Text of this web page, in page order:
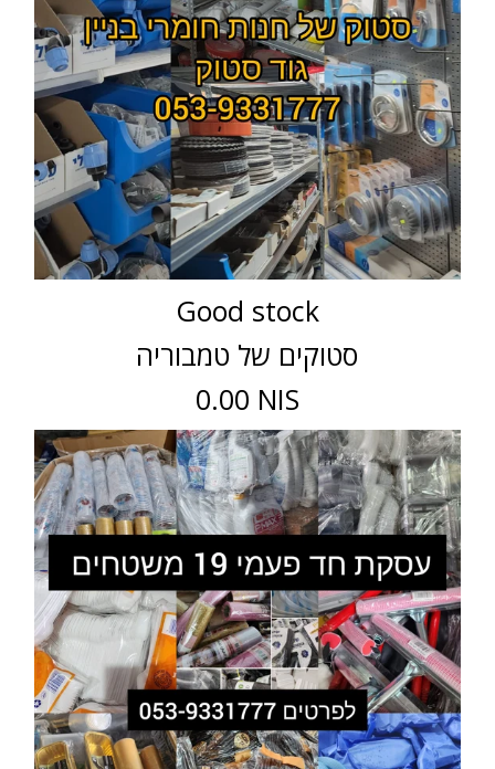
Good stock
סטוקים של טמבוריה
0.00 NIS